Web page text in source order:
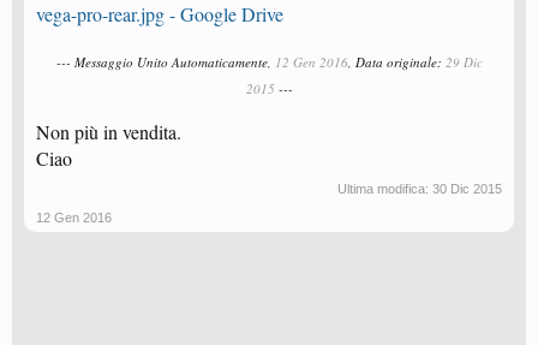
vega-pro-rear.jpg - Google Drive
--- Messaggio Unito Automaticamente, 12 Gen 2016, Data originale: 29 Dic
2015 ---
Non più in vendita.
Ciao
Ultima modifica: 30 Dic 2015
12 Gen 2016